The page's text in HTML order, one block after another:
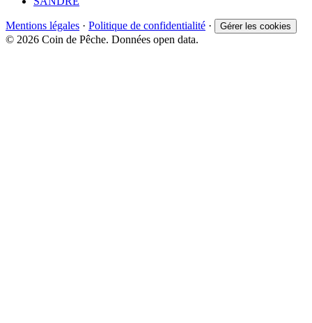
Mentions légales · Politique de confidentialité · Gérer les cookies
© 2026 Coin de Pêche. Données open data.